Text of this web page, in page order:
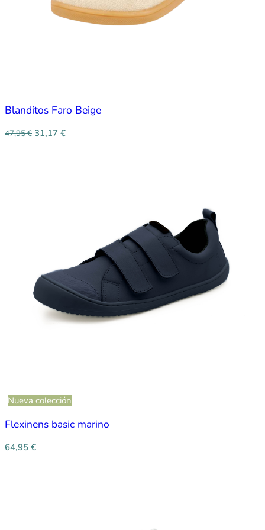
Blanditos Faro Beige
47,95€ 31,17 €
Nueva colección
Flexinens basic marino
64,95 €